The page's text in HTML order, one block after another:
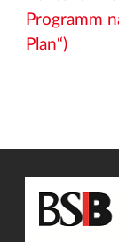
Programm
Plan“)